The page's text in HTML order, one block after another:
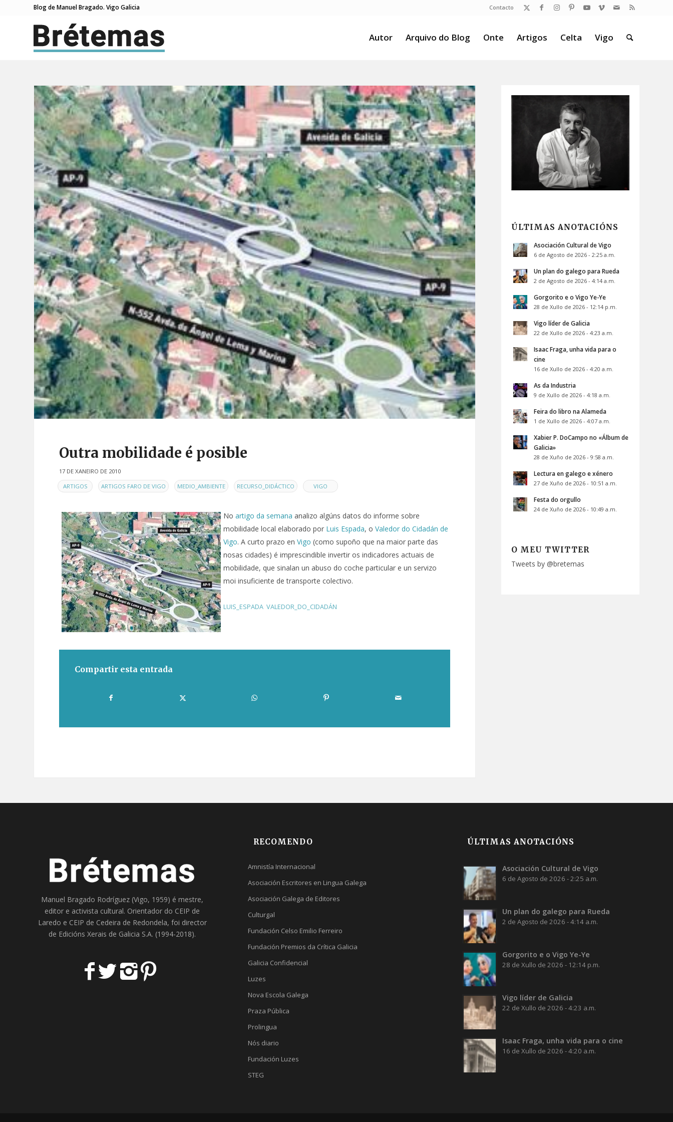
Contacto
Blog de Manuel Bragado. Vigo Galicia
Autor Arquivo do Blog Onte Artigos Celta Vigo
Outra mobilidade é posible
17 DE XANEIRO DE 2010
EN ARTIGOS ARTIGOS FARO DE VIGO MEDIO_AMBIENTE RECURSO_DIDÁCTICO VIGO
No artigo da semana analizo algúns datos do informe sobre
mobilidade local elaborado por Luis Espada, o Valedor do Cidadán de
Vigo. A curto prazo en Vigo (como supoño que na maior parte das
nosas cidades) é imprescindible invertir os indicadores actuais de
mobilidade, que sinalan un abuso do coche particular e un servizo
moi insuficiente de transporte colectivo.
LUIS_ESPADA VALEDOR_DO_CIDADÁN
Compartir esta entrada
ÚLTIMAS ANOTACIÓNS
Asociación Cultural de Vigo
6 de Agosto de 2026 - 2:25 a.m.
Un plan do galego para Rueda
2 de Agosto de 2026 - 4:14 a.m.
Gorgorito e o Vigo Ye-Ye
28 de Xullo de 2026 - 12:14 p.m.
Vigo líder de Galicia
22 de Xullo de 2026 - 4:23 a.m.
Isaac Fraga, unha vida para o
cine
16 de Xullo de 2026 - 4:20 a.m.
As da Industria
9 de Xullo de 2026 - 4:18 a.m.
Feira do libro na Alameda
1 de Xullo de 2026 - 4:07 a.m.
Xabier P. DoCampo no «Álbum de
Galicia»
28 de Xuño de 2026 - 9:58 a.m.
Lectura en galego e xénero
27 de Xuño de 2026 - 10:51 a.m.
Festa do orgullo
24 de Xuño de 2026 - 10:49 a.m.
O MEU TWITTER
Tweets by @bretemas
Manuel Bragado Rodríguez (Vigo, 1959) é mestre,
editor e activista cultural. Orientador do CEIP de
Laredo e CEIP de Cedeira de Redondela, foi director
de Edicións Xerais de Galicia S.A. (1994-2018).
RECOMENDO
Amnistía Internacional
Asociación Escritores en Lingua Galega
Asociación Galega de Editores
Culturgal
Fundación Celso Emilio Ferreiro
Fundación Premios da Crítica Galicia
Galicia Confidencial
Luzes
Nova Escola Galega
Praza Pública
Prolingua
Nós diario
Fundación Luzes
STEG
ÚLTIMAS ANOTACIÓNS
Asociación Cultural de Vigo
6 de Agosto de 2026 - 2:25 a.m.
Un plan do galego para Rueda
2 de Agosto de 2026 - 4:14 a.m.
Gorgorito e o Vigo Ye-Ye
28 de Xullo de 2026 - 12:14 p.m.
Vigo líder de Galicia
22 de Xullo de 2026 - 4:23 a.m.
Isaac Fraga, unha vida para o cine
16 de Xullo de 2026 - 4:20 a.m.